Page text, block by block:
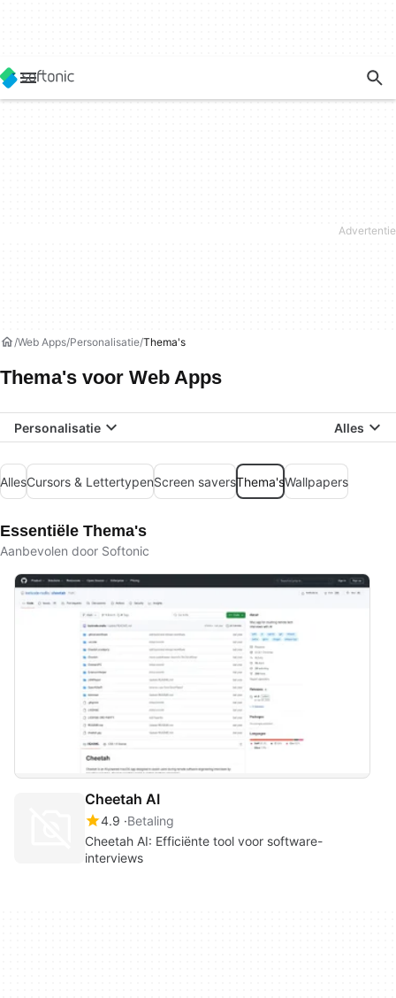
Web Apps Personalisatie Thema's
Thema's voor Web Apps
Personalisatie Alles
AllesCursors & LettertypenScreen saversThema'sWallpapers
Essentiële Thema's
Aanbevolen door Softonic
Cheetah AI
4.9 Betaling
Cheetah AI: Efficiënte tool voor software-
interviews